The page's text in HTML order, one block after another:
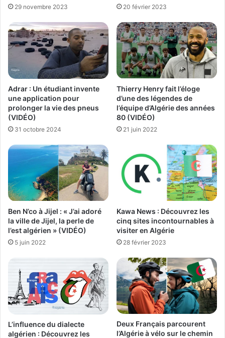
29 novembre 2023 20 février 2023
Adrar : Un étudiant invente
une application pour
prolonger la vie des pneus
(VIDÉO)
31 octobre 2024
Thierry Henry fait l’éloge
d’une des légendes de
l’équipe d’Algérie des années
80 (VIDÉO)
21 juin 2022
Ben N’co à Jijel : « J’ai adoré
la ville de Jijel, la perle de
l’est algérien » (VIDÉO)
5 juin 2022
Kawa News : Découvrez les
cinq sites incontournables à
visiter en Algérie
28 février 2023
L’influence du dialecte
algérien : Découvrez les
Deux Français parcourent
l’Algérie à vélo sur le chemin